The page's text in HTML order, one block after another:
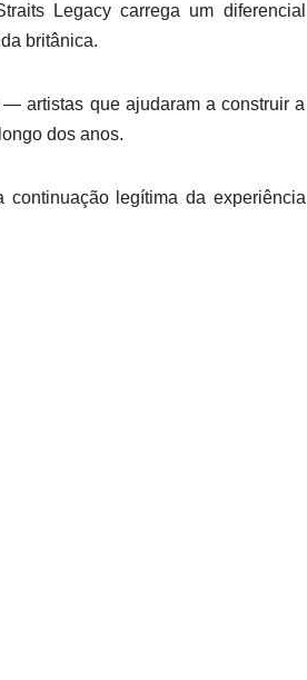
Legacy carrega um diferencial
britânica.
artistas que ajudaram a construir a
dos anos.
legítima da experiência